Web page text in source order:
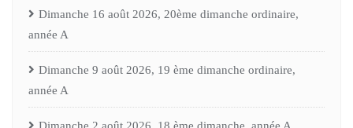
Dimanche 16 août 2026, 20ème dimanche ordinaire,
année A
Dimanche 9 août 2026, 19 ème dimanche ordinaire,
année A